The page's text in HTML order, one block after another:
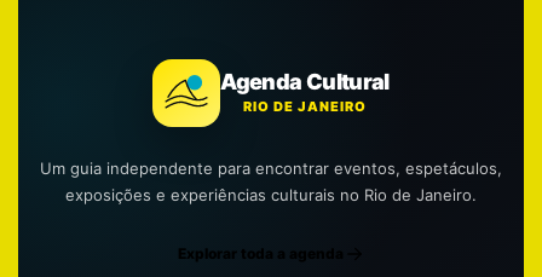
Agenda Cultural
RIO DE JANEIRO
Um guia independente para encontrar eventos, espetáculos,
exposições e experiências culturais no Rio de Janeiro.
Explorar toda a agenda